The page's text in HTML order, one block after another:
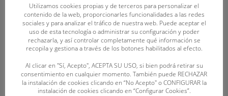
de deportistas, entrenadores
PUBLISHED IN NOTICIAS
TAGGED UNDER: ALBERTO TURRADO ÁLVAREZ,ALTO NIVEL,ÁLVARO
GÓMEZ ALONSO,ANA Mª ANDRÉS GONZÁLEZ,ÁNDER FERRERAS SEIJAS,
AMADOR,CRISTINA GARCÍA CARBALLO, DIANA TURRADO ÁLVAREZ ,ELENA
JUSTO CADENAS,ENYA BAILÓN BARRIOS,FERNANDO ZANFAÑO MIELGO,
GERARDO ORTEGA HERNÁNDEZ,HISLUL MANTECÓN RUIZ-SANTAQUITERIA,
ISRAEL GARCÍA GUTIÉRREZ,JAVIER HUERGA SÁNCHEZ,LAURA ÁLVAREZ ALEJO
Utilizamos cookies propias y de terceros para personalizar el
contenido de la web, proporcionarles funcionalidades a las redes
sociales y para analizar el tráfico de nuestra web. Puede aceptar el
uso de esta tecnología o administrar su configuración y poder
rechazarla, y así controlar completamente qué información se
recopila y gestiona a través de los botones habilitados al efecto.
Al clicar en "Sí, Acepto", ACEPTA SU USO, si bien podrá retirar su
consentimiento en cualquier momento. También puede RECHAZAR
la instalación de cookies clicando en “No Acepto" o CONFIGURAR la
instalación de cookies clicando en “Configurar Cookies”.